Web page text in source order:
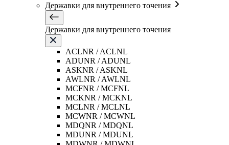
Державки для внутреннего точения
Державки для внутреннего точения
ACLNR / ACLNL
ADUNR / ADUNL
ASKNR / ASKNL
AWLNR / AWLNL
MCFNR / MCFNL
MCKNR / MCKNL
MCLNR / MCLNL
MCWNR / MCWNL
MDQNR / MDQNL
MDUNR / MDUNL